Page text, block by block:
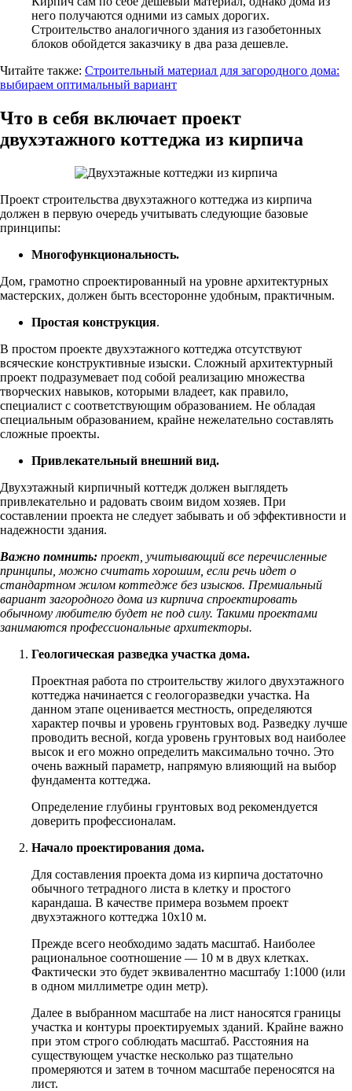
него получаются одними из самых дорогих.
Строительство аналогичного здания из газобетонных
блоков обойдется заказчику в два раза дешевле.
Читайте также: Строительный материал для загородного дома:
выбираем оптимальный вариант
Что в себя включает проект
двухэтажного коттеджа из кирпича
Проект строительства двухэтажного коттеджа из кирпича
должен в первую очередь учитывать следующие базовые
принципы:
Многофункциональность.
Дом, грамотно спроектированный на уровне архитектурных
мастерских, должен быть всесторонне удобным, практичным.
Простая конструкция.
В простом проекте двухэтажного коттеджа отсутствуют
всяческие конструктивные изыски. Сложный архитектурный
проект подразумевает под собой реализацию множества
творческих навыков, которыми владеет, как правило,
специалист с соответствующим образованием. Не обладая
специальным образованием, крайне нежелательно составлять
сложные проекты.
Привлекательный внешний вид.
Двухэтажный кирпичный коттедж должен выглядеть
привлекательно и радовать своим видом хозяев. При
составлении проекта не следует забывать и об эффективности и
надежности здания.
Важно помнить: проект, учитывающий все перечисленные
принципы, можно считать хорошим, если речь идет о
стандартном жилом коттедже без изысков. Премиальный
вариант загородного дома из кирпича спроектировать
обычному любителю будет не под силу. Такими проектами
занимаются профессиональные архитекторы.
Геологическая разведка участка дома.
Проектная работа по строительству жилого двухэтажного
коттеджа начинается с геологоразведки участка. На
данном этапе оценивается местность, определяются
характер почвы и уровень грунтовых вод. Разведку лучше
проводить весной, когда уровень грунтовых вод наиболее
высок и его можно определить максимально точно. Это
очень важный параметр, напрямую влияющий на выбор
фундамента коттеджа.
Определение глубины грунтовых вод рекомендуется
доверить профессионалам.
Начало проектирования дома.
Для составления проекта дома из кирпича достаточно
обычного тетрадного листа в клетку и простого
карандаша. В качестве примера возьмем проект
двухэтажного коттеджа 10х10 м.
Прежде всего необходимо задать масштаб. Наиболее
рациональное соотношение — 10 м в двух клетках.
Фактически это будет эквивалентно масштабу 1:1000 (или
в одном миллиметре один метр).
Далее в выбранном масштабе на лист наносятся границы
участка и контуры проектируемых зданий. Крайне важно
при этом строго соблюдать масштаб. Расстояния на
существующем участке несколько раз тщательно
промеряются и затем в точном масштабе переносятся на
лист.